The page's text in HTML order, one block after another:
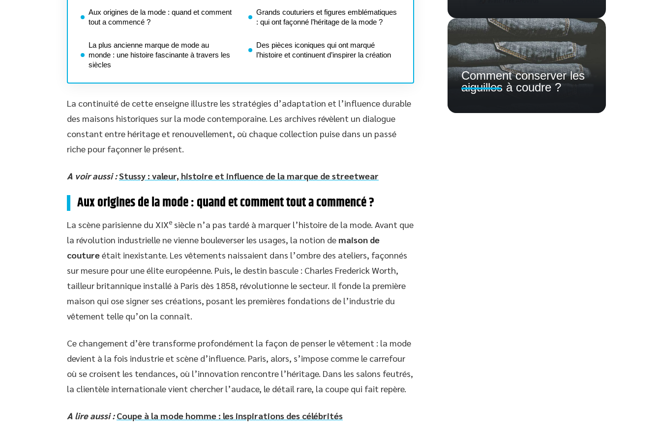
Aux origines de la mode : quand et comment
tout a commencé ?
La plus ancienne marque de mode au
monde : une histoire fascinante à travers les
siècles
Grands couturiers et figures emblématiques
: qui ont façonné l’héritage de la mode ?
Des pièces iconiques qui ont marqué
l’histoire et continuent d’inspirer la création
La continuité de cette enseigne illustre les stratégies d’adaptation et l’influence durable
des maisons historiques sur la mode contemporaine. Les archives révèlent un dialogue
constant entre héritage et renouvellement, où chaque collection puise dans un passé
riche pour façonner le présent.
A voir aussi :Stussy : valeur, histoire et influence de la marque de streetwear
Aux origines de la mode : quand et comment tout a commencé ?
La scène parisienne du XIXe siècle n’a pas tardé à marquer l’histoire de la mode. Avant que
la révolution industrielle ne vienne bouleverser les usages, la notion de maison de
coutureétait inexistante. Les vêtements naissaient dans l’ombre des ateliers, façonnés
sur mesure pour une élite européenne. Puis, le destin bascule : Charles Frederick Worth,
tailleur britannique installé à Paris dès 1858, révolutionne le secteur. Il fonde la première
maison qui ose signer ses créations, posant les premières fondations de l’industrie du
vêtement telle qu’on la connaît.
Ce changement d’ère transforme profondément la façon de penser le vêtement : la mode
devient à la fois industrie et scène d’influence. Paris, alors, s’impose comme le carrefour
où se croisent les tendances, où l’innovation rencontre l’héritage. Dans les salons feutrés,
la clientèle internationale vient chercher l’audace, le détail rare, la coupe qui fait repère.
A lire aussi : Coupe à la mode homme : les inspirations des célébrités
Comment conserver les
aiguilles à coudre ?